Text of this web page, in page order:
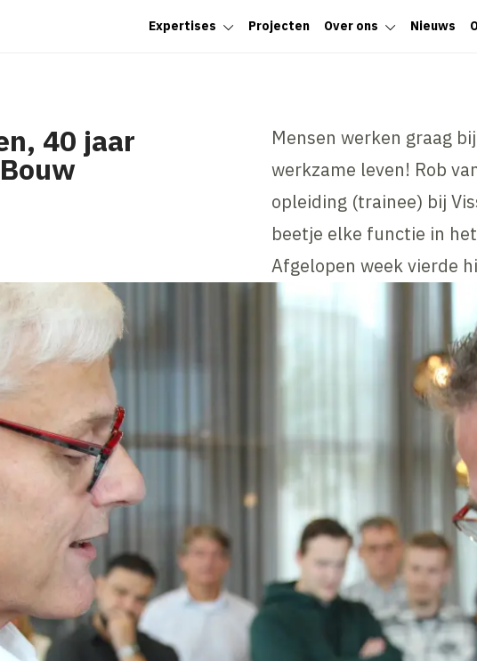
Expertises Projecten Over ons Nieuws
40 jaar
Mensen werken graag
werkzame leven! Rob
opleiding (trainee) bij
beetje elke functie in
Afgelopen week vierde